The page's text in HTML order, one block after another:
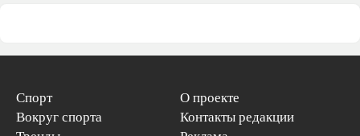
Спорт
Вокруг спорта
О проекте
Контакты редакции